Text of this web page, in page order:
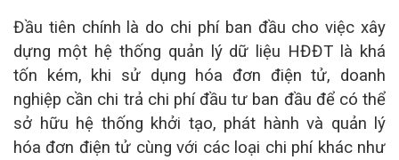
Đầu tiên chính là do chi phí ban đầu cho việc xây
dựng một hệ thống quản lý dữ liệu HĐĐT là khá
tốn kém, khi sử dụng hóa đơn điện tử, doanh
nghiệp cần chi trả chi phí đầu tư ban đầu để có thể
sở hữu hệ thống khởi tạo, phát hành và quản lý
hóa đơn điện tử cùng với các loại chi phí khác như